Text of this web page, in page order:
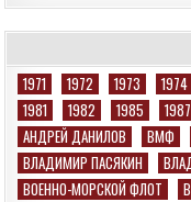
1971 1972 1973 1974
1981
1982 1985 1987
АНДРЕЙ ДАНИЛОВ
ВМФ
ВЛАДИМИР ПАСЯКИН
ВОЕННО-МОРСКОЙ ФЛОТ